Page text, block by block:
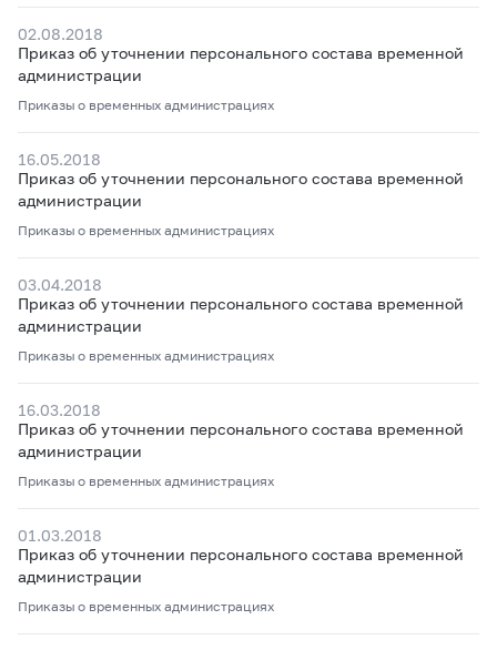
02.08.2018
Приказ об уточнении персонального состава временной
администрации
Приказы о временных администрациях
16.05.2018
Приказ об уточнении персонального состава временной
администрации
Приказы о временных администрациях
03.04.2018
Приказ об уточнении персонального состава временной
администрации
Приказы о временных администрациях
16.03.2018
Приказ об уточнении персонального состава временной
администрации
Приказы о временных администрациях
01.03.2018
Приказ об уточнении персонального состава временной
администрации
Приказы о временных администрациях